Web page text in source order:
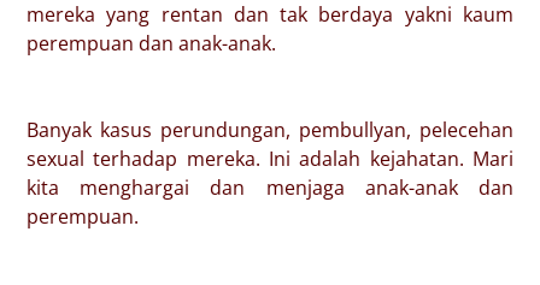
mereka yang rentan dan tak berdaya yakni kaum
perempuan dan anak-anak.
Banyak kasus perundungan, pembullyan, pelecehan
sexual terhadap mereka. Ini adalah kejahatan. Mari
kita menghargai dan menjaga anak-anak dan
perempuan.